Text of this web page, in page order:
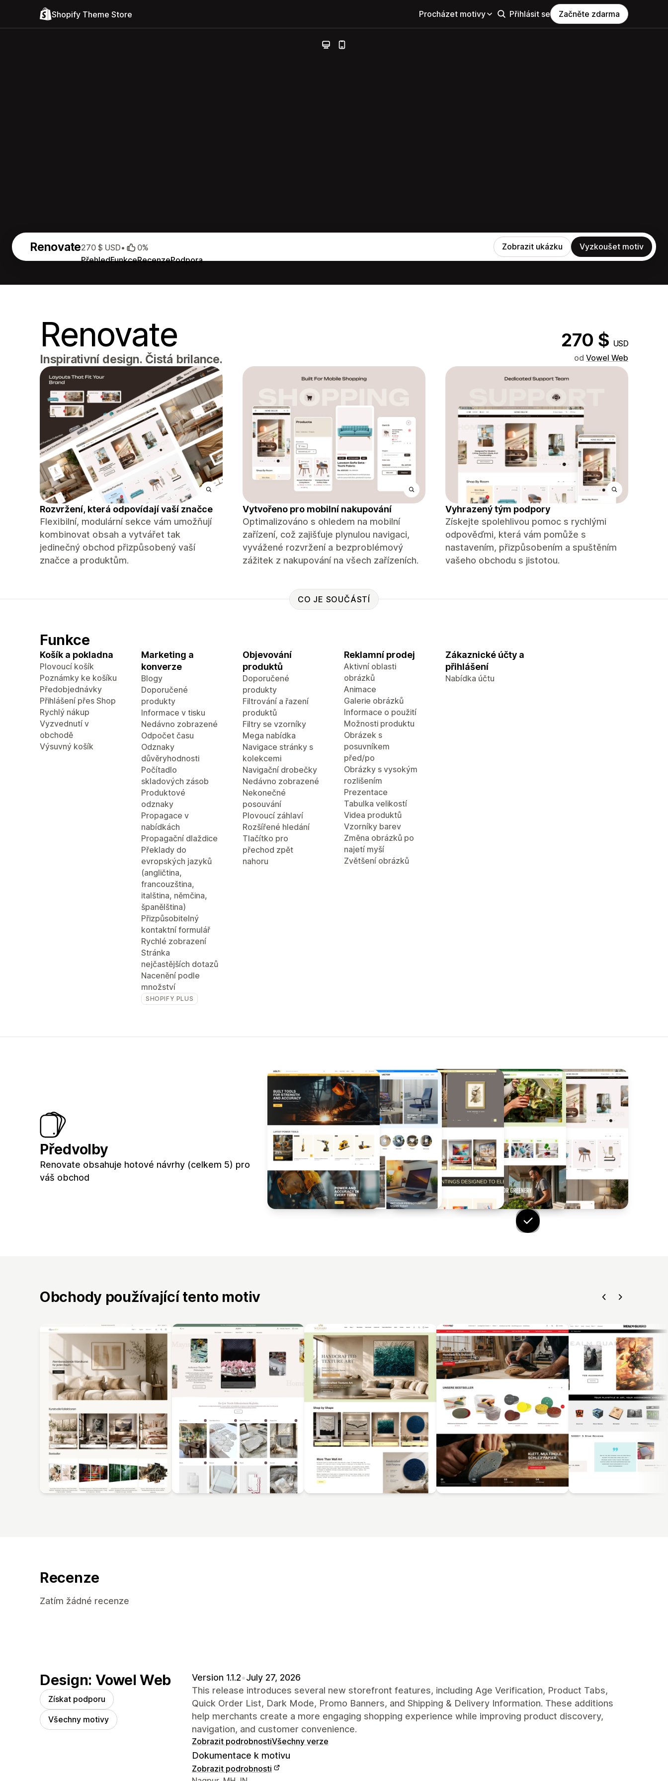
Shopify Theme Store Procházet motivy Přihlásit se Začněte zdarma
Renovate
PřehledFunkceRecenzePodpora
270 $ USD• 0% Zobrazit ukázku Vyzkoušet motiv
Renovate 270 $ USD
Inspirativní design. Čistá brilance. od Vowel Web
Rozvržení, která odpovídají vaší značce
Flexibilní, modulární sekce vám umožňují
kombinovat obsah a vytvářet tak
jedinečný obchod přizpůsobený vaší
značce a produktům.
Vytvořeno pro mobilní nakupování
Optimalizováno s ohledem na mobilní
zařízení, což zajišťuje plynulou navigaci,
vyvážené rozvržení a bezproblémový
zážitek z nakupování na všech zařízeních.
Vyhrazený tým podpory
Získejte spolehlivou pomoc s rychlými
odpověďmi, která vám pomůže s
nastavením, přizpůsobením a spuštěním
vašeho obchodu s jistotou.
CO JE SOUČÁSTÍ
Funkce
Košík a pokladna
Plovoucí košík
Poznámky ke košíku
Předobjednávky
Přihlášení přes Shop
Rychlý nákup
Vyzvednutí v
obchodě
Výsuvný košík
Marketing a
konverze
Blogy
Doporučené
produkty
Informace v tisku
Nedávno zobrazené
Odpočet času
Odznaky
důvěryhodnosti
Počítadlo
skladových zásob
Produktové
odznaky
Propagace v
nabídkách
Propagační dlaždice
Překlady do
evropských jazyků
(angličtina,
francouzština,
italština, němčina,
španělština)
Přizpůsobitelný
kontaktní formulář
Rychlé zobrazení
Stránka
nejčastějších dotazů
Nacenění podle
množství
SHOPIFY PLUS
Objevování
produktů
Doporučené
produkty
Filtrování a řazení
produktů
Filtry se vzorníky
Mega nabídka
Navigace stránky s
kolekcemi
Navigační drobečky
Nedávno zobrazené
Nekonečné
posouvání
Plovoucí záhlaví
Rozšířené hledání
Tlačítko pro
přechod zpět
nahoru
Reklamní prodej
Aktivní oblasti
obrázků
Animace
Galerie obrázků
Informace o použití
Možnosti produktu
Obrázek s
posuvníkem
před/po
Obrázky s vysokým
rozlišením
Prezentace
Tabulka velikostí
Videa produktů
Vzorníky barev
Změna obrázků po
najetí myší
Zvětšení obrázků
Zákaznické účty a
přihlášení
Nabídka účtu
Předvolby
Renovate obsahuje hotové návrhy (celkem 5) pro
váš obchod
Obchody používající tento motiv
Recenze
Zatím žádné recenze
Design: Vowel Web
Získat podporu
Všechny motivy
Version 1.1.2•July 27, 2026
This release introduces several new storefront features, including Age Verification, Product Tabs,
Quick Order List, Dark Mode, Promo Banners, and Shipping & Delivery Information. These additions
help merchants create a more engaging shopping experience while improving product discovery,
navigation, and customer convenience.
Zobrazit podrobnostiVšechny verze
Dokumentace k motivu
Zobrazit podrobnosti